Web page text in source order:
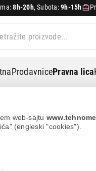
web-sajtu
(engleski "cookies").
8h-20h, Subota:9h-15h
ProdavnicePravna lica
MIKSERI SA